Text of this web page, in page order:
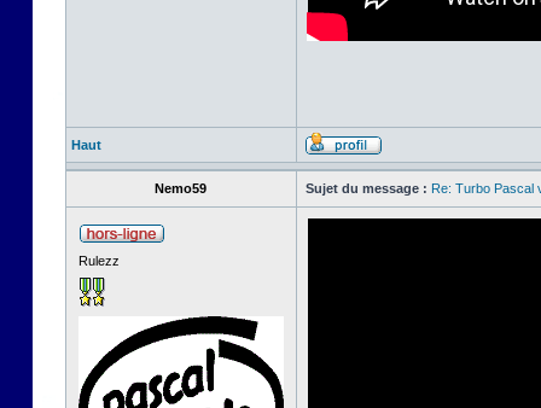
Haut
Nemo59 Sujet du message : Re: Turbo Pascal
Rulezz